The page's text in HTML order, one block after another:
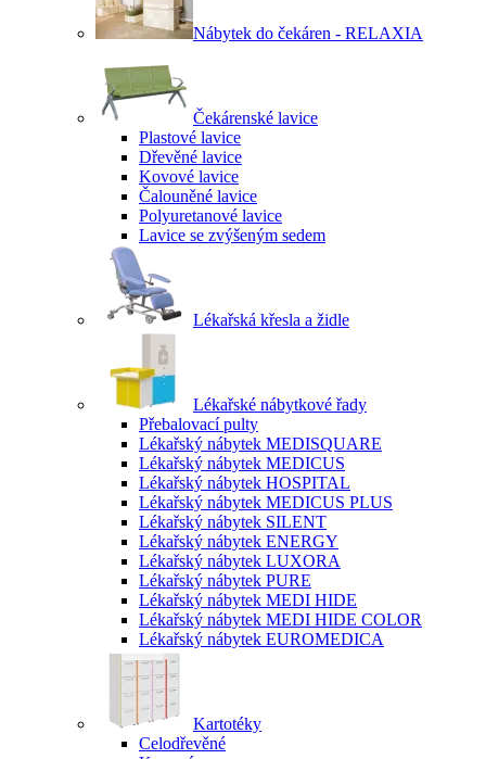
Nábytek do čekáren - RELAXIA
Čekárenské lavice
Plastové lavice
Dřevěné lavice
Kovové lavice
Čalouněné lavice
Polyuretanové lavice
Lavice se zvýšeným sedem
Lékařská křesla a židle
Lékařské nábytkové řady
Přebalovací pulty
Lékařský nábytek MEDISQUARE
Lékařský nábytek MEDICUS
Lékařský nábytek HOSPITAL
Lékařský nábytek MEDICUS PLUS
Lékařský nábytek SILENT
Lékařský nábytek ENERGY
Lékařský nábytek LUXORA
Lékařský nábytek PURE
Lékařský nábytek MEDI HIDE
Lékařský nábytek MEDI HIDE COLOR
Lékařský nábytek EUROMEDICA
Kartotéky
Celodřevěné